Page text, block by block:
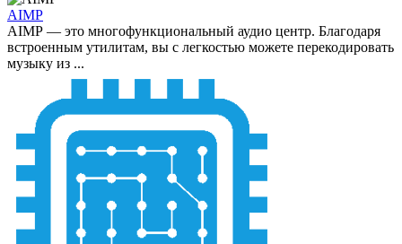
AIMP
AIMP — это многофункциональный аудио центр. Благодаря
встроенным утилитам, вы с легкостью можете перекодировать
музыку из ...